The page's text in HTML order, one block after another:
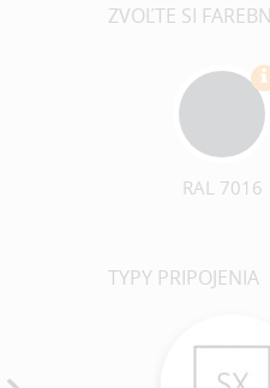
ZVOĽTE SI
RAL 7016
TYPY PRIPOJENIA